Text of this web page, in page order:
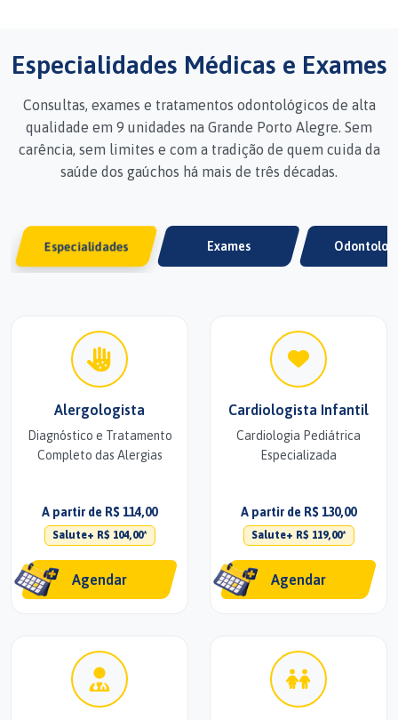
Especialidades Médicas e Exames
Consultas, exames e tratamentos odontológicos de alta
qualidade em 9 unidades na Grande Porto Alegre. Sem
carência, sem limites e com a tradição de quem cuida da
saúde dos gaúchos há mais de três décadas.
Especialidades Exames
Alergologista
Diagnóstico e Tratamento
Completo das Alergias
A partir de R$ 114,00
Salute+ R$ 104,00*
Agendar
Cardiologista Infantil
Cardiologia Pediátrica
Especializada
A partir de R$ 130,00
Salute+ R$ 119,00*
Agendar